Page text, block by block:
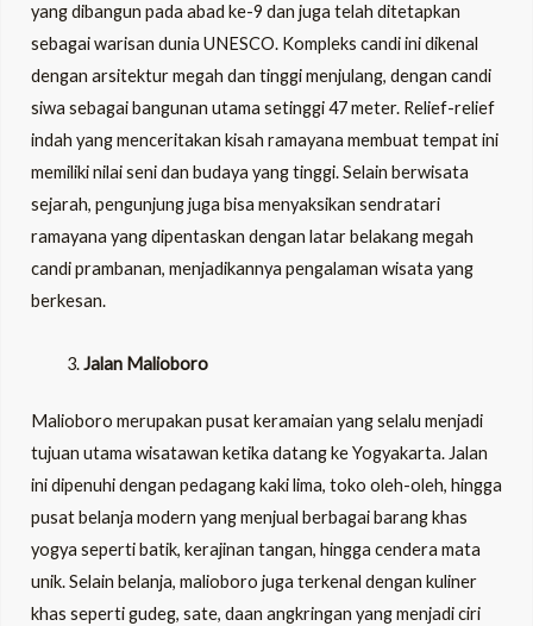
yang dibangun pada abad ke-9 dan juga telah ditetapkan
sebagai warisan dunia UNESCO. Kompleks candi ini dikenal
dengan arsitektur megah dan tinggi menjulang, dengan candi
siwa sebagai bangunan utama setinggi 47 meter. Relief-relief
indah yang menceritakan kisah ramayana membuat tempat ini
memiliki nilai seni dan budaya yang tinggi. Selain berwisata
sejarah, pengunjung juga bisa menyaksikan sendratari
ramayana yang dipentaskan dengan latar belakang megah
candi prambanan, menjadikannya pengalaman wisata yang
berkesan.
Jalan Malioboro
Malioboro merupakan pusat keramaian yang selalu menjadi
tujuan utama wisatawan ketika datang ke Yogyakarta. Jalan
ini dipenuhi dengan pedagang kaki lima, toko oleh-oleh, hingga
pusat belanja modern yang menjual berbagai barang khas
yogya seperti batik, kerajinan tangan, hingga cendera mata
unik. Selain belanja, malioboro juga terkenal dengan kuliner
khas seperti gudeg, sate, daan angkringan yang menjadi ciri